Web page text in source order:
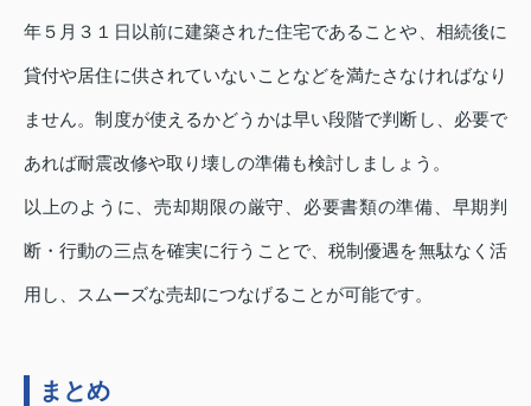
年５月３１日以前に建築された住宅であることや、相続後に
貸付や居住に供されていないことなどを満たさなければなり
ません。制度が使えるかどうかは早い段階で判断し、必要で
あれば耐震改修や取り壊しの準備も検討しましょう。
以上のように、売却期限の厳守、必要書類の準備、早期判
断・行動の三点を確実に行うことで、税制優遇を無駄なく活
用し、スムーズな売却につなげることが可能です。
まとめ